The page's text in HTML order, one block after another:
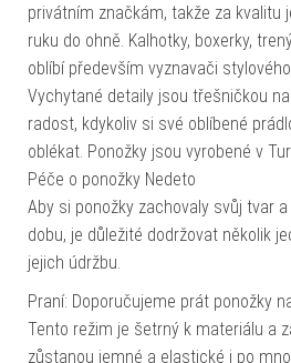
privátním značkám, takže za kvalitu
ruku do ohně. Kalhotky, boxerky,
oblíbí především vyznavači
Vychytané detaily jsou třešničkou
radost, kdykoliv si své oblíbené
oblékat. Ponožky jsou vyrobené v
Péče o ponožky Nedeto
Aby si ponožky zachovaly svůj tvar
dobu, je důležité dodržovat několik
jejich údržbu.
Praní: Doporučujeme prát ponožky
Tento režim je šetrný k materiálu a
zůstanou jemné a elastické i po